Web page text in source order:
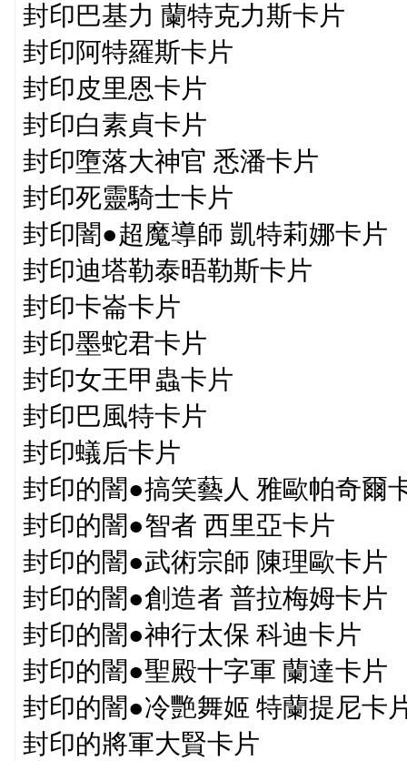
封印巴基力 蘭特克力斯卡片
封印阿特羅斯卡片
封印皮里恩卡片
封印白素貞卡片
封印墮落大神官 悉潘卡片
封印死靈騎士卡片
封印闇●超魔導師 凱特莉娜卡片
封印迪塔勒泰晤勒斯卡片
封印卡崙卡片
封印墨蛇君卡片
封印女王甲蟲卡片
封印巴風特卡片
封印蟻后卡片
封印的闇●搞笑藝人 雅歐帕奇爾
封印的闇●智者 西里亞卡片
封印的闇●武術宗師 陳理歐卡片
封印的闇●創造者 普拉梅姆卡片
封印的闇●神行太保 科迪卡片
封印的闇●聖殿十字軍 蘭達卡片
封印的闇●冷艷舞姬 特蘭提尼卡
封印的將軍大賢卡片